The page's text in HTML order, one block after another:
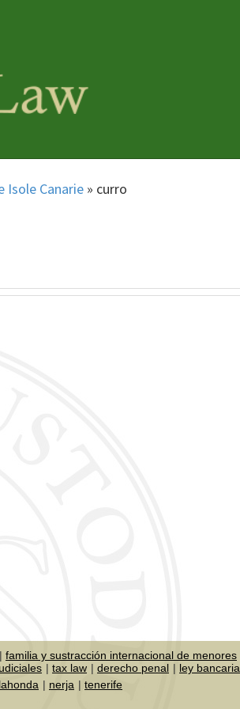
Isole Canarie » curro
familia y sustracción internacional de menores
tax law derecho penal ley bancaria
nerja tenerife